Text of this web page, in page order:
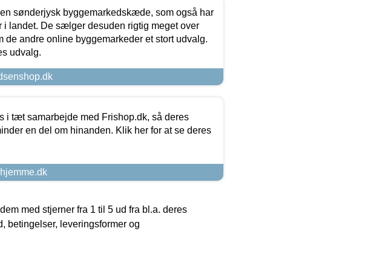
sønderjysk byggemarkedskæde, som også har
i landet. De sælger desuden rigtig meget over
de andre online byggemarkeder et stort udvalg.
udvalg.
i tæt samarbejde med Frishop.dk, så deres
en del om hinanden. Klik her for at se deres
med stjerner fra 1 til 5 ud fra bl.a. deres
betingelser, leveringsformer og